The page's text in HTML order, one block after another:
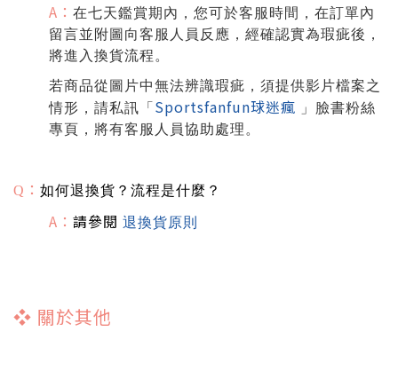
A： 在七天鑑賞期內，您可於客服時間，在訂單內
留言並附圖向客服人員反應，經確認實為瑕疵後，
將進入換貨流程。
若商品從圖片中無法辨識瑕疵，須提供影片檔案之
情形，請私訊「Sportsfanfun球迷瘋 」臉書粉絲
專頁，將有客服人員協助處理。
Q ： 如何退換貨？流程是什麼？
A： 請參閱 退換貨原則
❖ 關於其他